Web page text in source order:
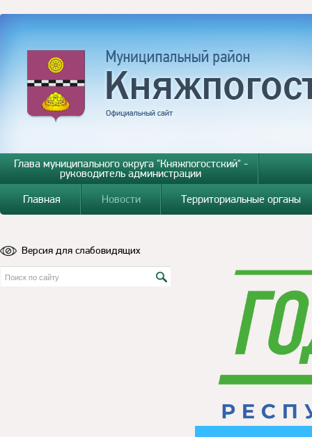
Глава муниципального округа "Княжпогостский" -
руководитель администрации
Главная
Новости Территориальные органы
Версия для слабовидящих